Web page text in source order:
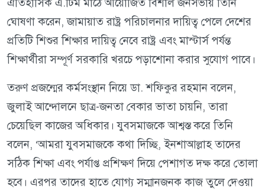
ঐতিহাসিক এ.টিম মাঠে আয়োজিত বিশাল জনসভায় তিনি
ঘোষণা করেন, জামায়াত রাষ্ট্র পরিচালনার দায়িত্ব পেলে দেশের
প্রতিটি শিশুর শিক্ষার দায়িত্ব নেবে রাষ্ট্র এবং মাস্টার্স পর্যন্ত
শিক্ষার্থীরা সম্পূর্ণ সরকারি খরচে পড়াশোনা করার সুযোগ পাবে।
তরুণ প্রজন্মের কর্মসংস্থান নিয়ে ডা. শফিকুর রহমান বলেন,
জুলাই আন্দোলনে ছাত্র-জনতা বেকার ভাতা চায়নি, তারা
চেয়েছিল কাজের অধিকার। যুবসমাজকে আশ্বস্ত করে তিনি
বলেন, ‘আমরা যুবসমাজকে কথা দিচ্ছি, ইনশাআল্লাহ তাদের
সঠিক শিক্ষা এবং পর্যাপ্ত প্রশিক্ষণ দিয়ে পেশাগত দক্ষ করে তোলা
হবে। এরপর তাদের হাতে যোগ্য সম্মানজনক কাজ তুলে দেওয়া